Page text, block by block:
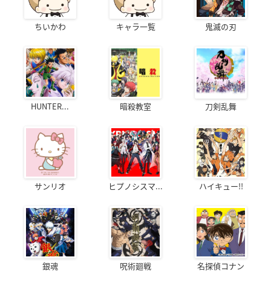
ちいかわ キャラ一覧 鬼滅の刃
HUNTER... 暗殺教室 刀剣乱舞
サンリオ ヒプノシスマ... ハイキュー!!
銀魂 呪術廻戦 名探偵コナン